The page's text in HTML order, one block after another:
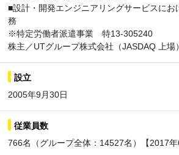
■設計・開発エンジニアリングサービスにお
務
※特定労働者派遣事業 特13-305240
株主／UTグループ株式会社（JASDAQ 上場
設立
2005年9月30日
従業員数
766名（グループ全体：14527名）【2017年